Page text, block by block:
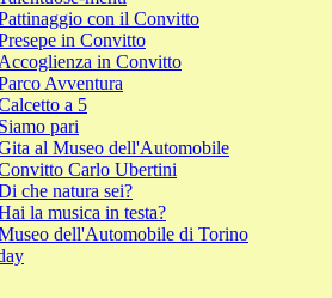
con il Convitto
in Convitto
Accoglienza in Convitto
Avventura
a 5
Siamo pari
al Museo dell'Automobile
Carlo Ubertini
che natura sei?
la musica in testa?
dell'Automobile di Torino